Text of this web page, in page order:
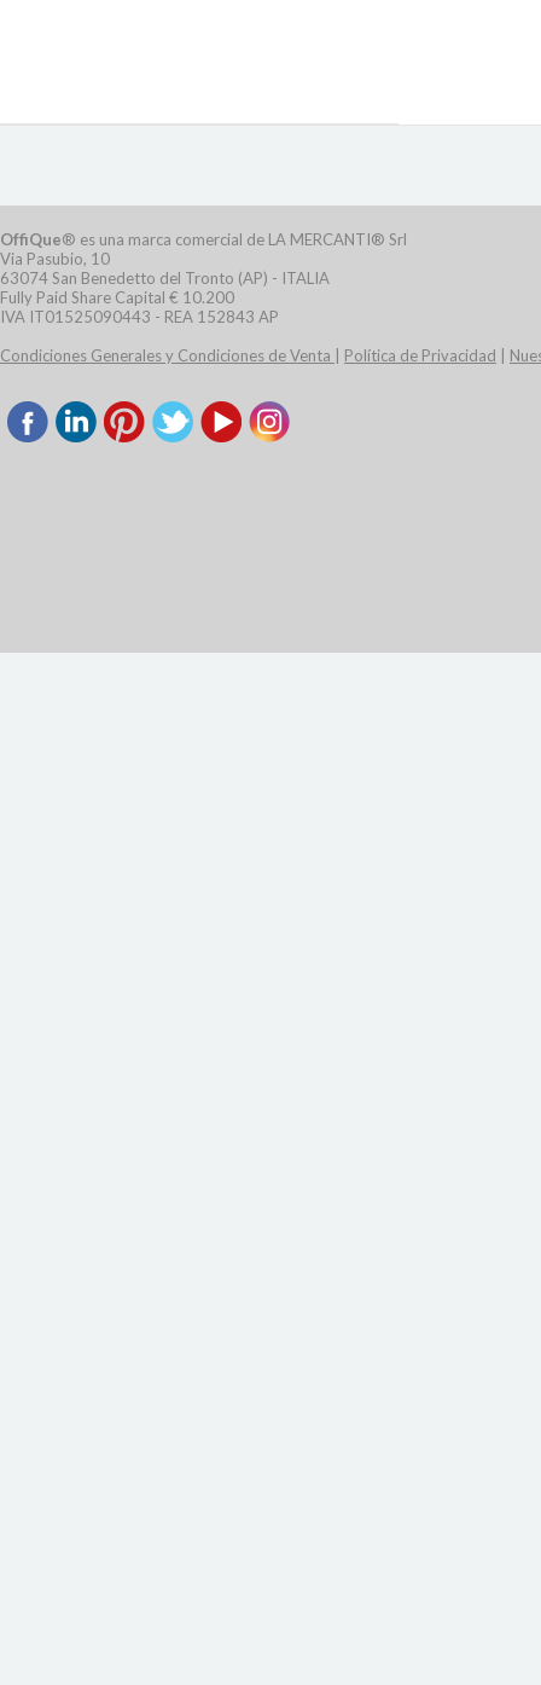
OffiQue® es una marca comercial de LA MERCANTI® Srl
Via Pasubio, 10
63074 San Benedetto del Tronto (AP) - ITALIA
Fully Paid Share Capital € 10.200
IVA IT01525090443 - REA 152843 AP
Condiciones Generales y Condiciones de Venta
Política de Privacidad